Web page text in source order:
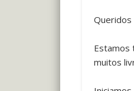
Queridos
Estamos
muitos